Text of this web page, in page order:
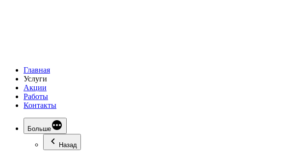
Главная
Услуги
Акции
Работы
Контакты
Больше
Назад